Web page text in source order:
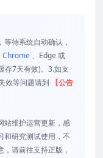
待系统自动确认，
Chrome 、Edge 或
存7天有效)。3.如支
效等问题请到
【公告
站维护运营更新，感
和研究测试使用，不
请前往支持正版，